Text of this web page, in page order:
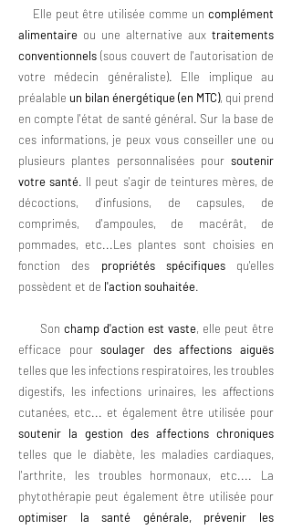
Elle peut être utilisée comme un complément
alimentaire ou une alternative aux traitements
conventionnels (sous couvert de l'autorisation de
votre médecin généraliste). Elle implique au
préalable un bilan énergétique (en MTC), qui prend
en compte l'état de santé général. Sur la base de
ces informations, je peux vous conseiller une ou
plusieurs plantes personnalisées pour soutenir
votre santé. Il peut s'agir de teintures mères, de
décoctions, d'infusions, de capsules, de
comprimés, d'ampoules, de macérât, de
pommades, etc...Les plantes sont choisies en
fonction des propriétés spécifiquesqu'elles
possèdent et de l'action souhaitée.
Son champ d'action est vaste, elle peut être
efficace poursoulager des affections aiguës
telles que les infections respiratoires, les troubles
digestifs, les infections urinaires, les affections
cutanées, etc... et également être utilisée pour
soutenir la gestion des affections chroniques
telles que le diabète, les maladies cardiaques,
l'arthrite, les troubles hormonaux, etc.... La
phytothérapie peut également être utilisée pour
optimiser la santé générale, prévenir les